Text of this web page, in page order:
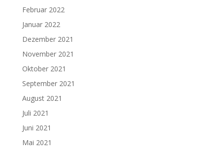
Februar 2022
Januar 2022
Dezember 2021
November 2021
Oktober 2021
September 2021
August 2021
Juli 2021
Juni 2021
Mai 2021